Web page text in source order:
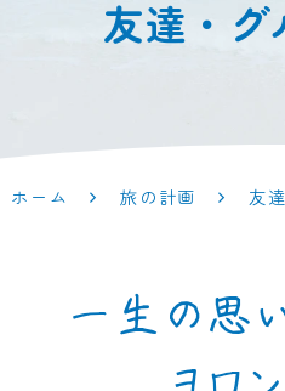
友達・グ
ホーム 旅の計画 友
一生の思